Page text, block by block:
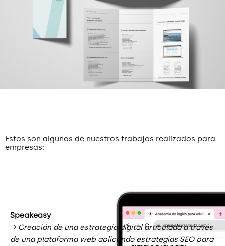
Estos son algunos de nuestros trabajos realizados para
empresas:
Speakeasy
→ Creación de una estrategia digital articulada a través
de una plataforma web aplicando estrategias SEO para